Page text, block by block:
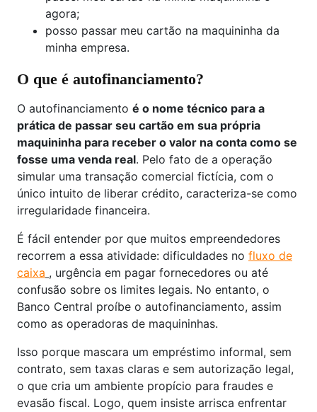
agora;
posso passar meu cartão na maquininha da
minha empresa​.
O que é autofinanciamento?
O autofinanciamento é o nome técnico para a
prática de passar seu cartão em sua própria
maquininha para receber o valor na conta como se
fosse uma venda real. Pelo fato de a operação
simular uma transação comercial fictícia, com o
único intuito de liberar crédito, caracteriza-se como
irregularidade financeira.
É fácil entender por que muitos empreendedores
recorrem a essa atividade: dificuldades no fluxo de
caixa , urgência em pagar fornecedores ou até
confusão sobre os limites legais. No entanto, o
Banco Central proíbe o autofinanciamento, assim
como as operadoras de maquininhas.
Isso porque mascara um empréstimo informal, sem
contrato, sem taxas claras e sem autorização legal,
o que cria um ambiente propício para fraudes e
evasão fiscal. Logo, quem insiste arrisca enfrentar